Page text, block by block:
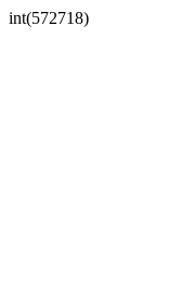
int(572718)